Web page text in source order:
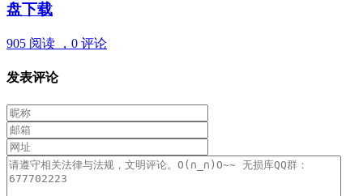
盘下载
905 阅读 ， 0 评论
发表评论